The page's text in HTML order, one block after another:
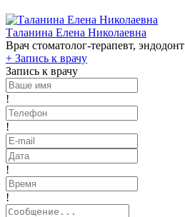
Таланина Елена Николаевна
Врач стоматолог-терапевт, эндодонт
+ Запись к врачу
Запись к врачу
!
!
!
!